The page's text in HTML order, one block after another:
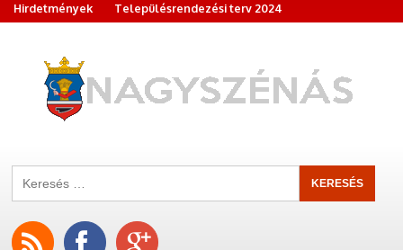
Hirdetmények
Településrendezési terv 2024